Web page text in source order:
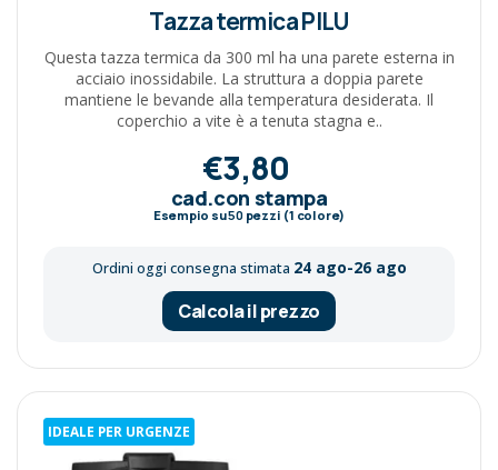
Tazza termica PILU
Questa tazza termica da 300 ml ha una parete esterna in
acciaio inossidabile. La struttura a doppia parete
mantiene le bevande alla temperatura desiderata. Il
coperchio a vite è a tenuta stagna e..
€3,80
cad.con stampa
Esempio su50pezzi (1 colore)
Ordini oggi consegna stimata 24 ago-26 ago
Calcola il prezzo
IDEALE PER URGENZE